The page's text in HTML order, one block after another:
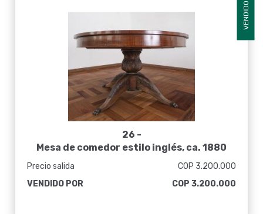
VENDIDO
26 -
Mesa de comedor estilo inglés, ca. 1880
Precio salida
COP 3.200.000
VENDIDO POR
COP 3.200.000